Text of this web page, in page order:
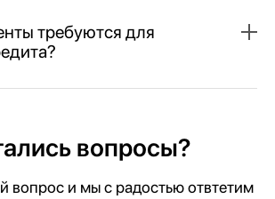
требуются для
вопросы?
вопрос и мы с радостью отвтетим